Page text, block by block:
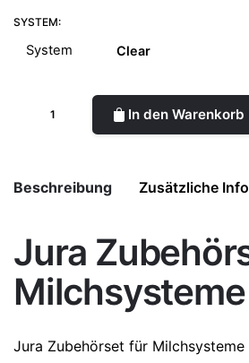
SYSTEM:
Clear
In den Warenkorb
Beschreibung Zusätzliche
Jura
Milchsysteme
Jura Zubehörset für Milchsysteme
System HP1, HP2, HP3